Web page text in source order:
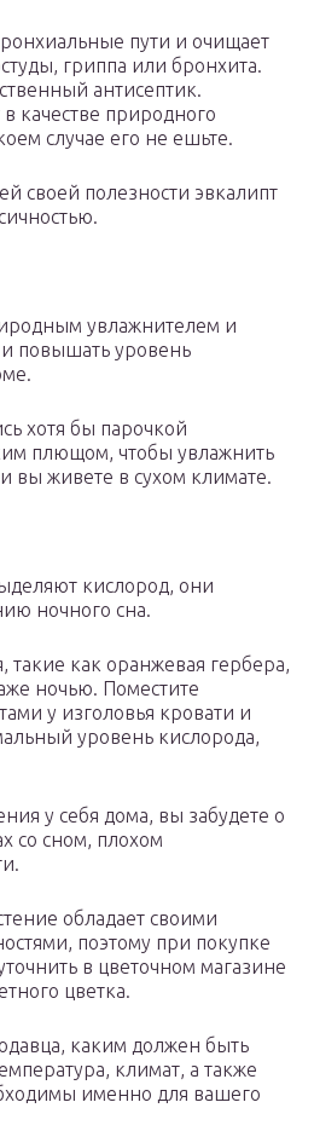
пути и очищает
гриппа или бронхита.
антисептик.
качестве природного
случае его не ешьте.
своей полезности эвкалипт
увлажнителем и
и повышать уровень
хотя бы парочкой
плющом, чтобы увлажнить
вы живете в сухом климате.
кислород, они
ночного сна.
такие как оранжевая гербера,
ночью. Поместите
у изголовья кровати и
уровень кислорода,
у себя дома, вы забудете о
со сном, плохом
обладает своими
поэтому при покупке
в цветочном магазине
цветка.
каким должен быть
климат, а также
именно для вашего